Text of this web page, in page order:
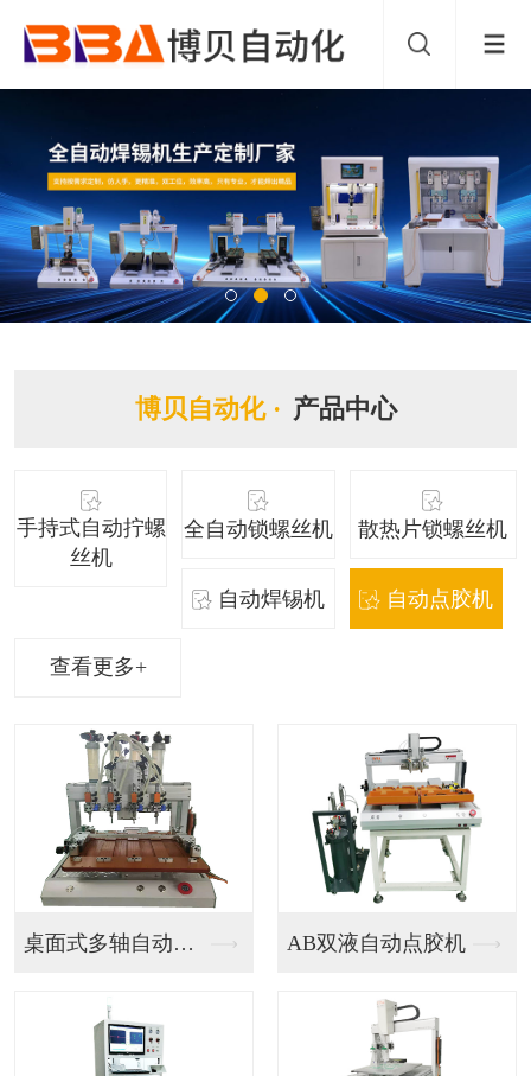
博贝自动化 · 产品中心
手持式自动拧螺
丝机
全自动锁螺丝机 散热片锁螺丝机
自动焊锡机 自动点胶机
查看更多+
桌面式多轴自动点胶机 AB双液自动点胶机